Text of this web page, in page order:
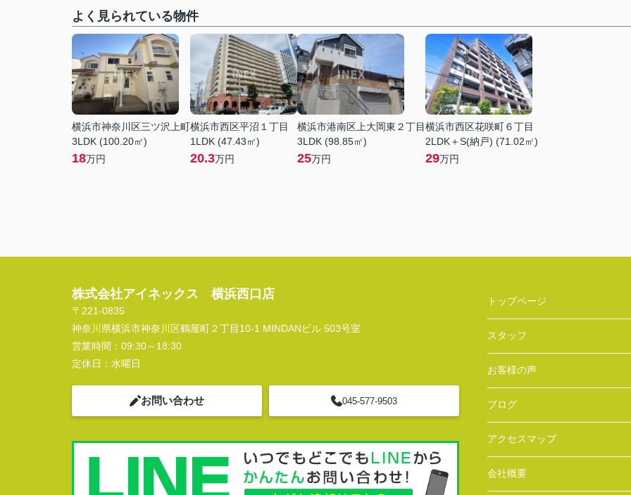
よく見られている物件
横浜市神奈川区三ツ沢上町
3LDK (100.20㎡)
18万円
横浜市西区平沼１丁目
1LDK (47.43㎡)
20.3万円
横浜市港南区上大岡東２丁目
3LDK (98.85㎡)
25万円
横浜市西区花咲町６丁目
2LDK＋S(納戸) (71.02㎡)
29万円
株式会社アイネックス 横浜西口店
〒221-0835
神奈川県横浜市神奈川区鶴屋町２丁目10-1 MINDANビル 503号室
営業時間： 09:30～18:30
定休日： 水曜日
お問い合わせ 045-577-9503
トップページ
スタッフ
お客様の声
ブログ
アクセスマップ
会社概要